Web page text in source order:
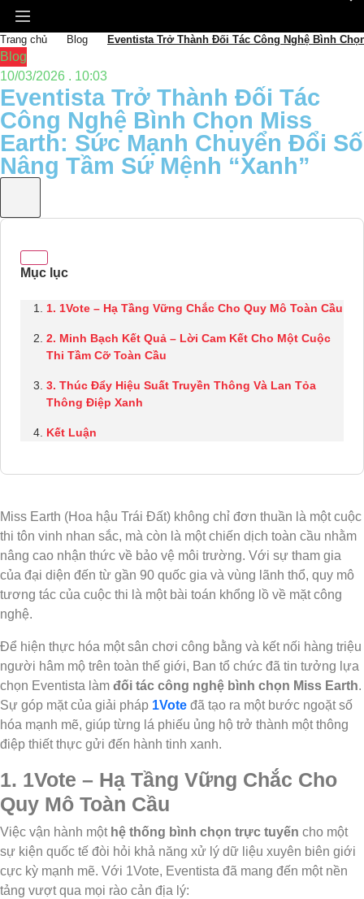
Trang chủ Blog Eventista Trở Thành Đối Tác Công Nghệ Bình
Blog
10/03/2026 . 10:03
Eventista Trở Thành Đối Tác
Công Nghệ Bình Chọn Miss
Earth: Sức Mạnh Chuyển Đổi Số
Nâng Tầm Sứ Mệnh “Xanh”
1. 1Vote – Hạ Tầng Vững Chắc Cho Quy Mô Toàn Cầu
2. Minh Bạch Kết Quả – Lời Cam Kết Cho Một Cuộc
Thi Tầm Cỡ Toàn Cầu
3. Thúc Đẩy Hiệu Suất Truyền Thông Và Lan Tỏa
Thông Điệp Xanh
Kết Luận
Miss Earth (Hoa hậu Trái Đất) không chỉ đơn thuần là một cuộc
thi tôn vinh nhan sắc, mà còn là một chiến dịch toàn cầu nhằm
nâng cao nhận thức về bảo vệ môi trường. Với sự tham gia
của đại diện đến từ gần 90 quốc gia và vùng lãnh thổ, quy mô
tương tác của cuộc thi là một bài toán khổng lồ về mặt công
nghệ.
Để hiện thực hóa một sân chơi công bằng và kết nối hàng triệu
người hâm mộ trên toàn thế giới, Ban tổ chức đã tin tưởng lựa
chọn Eventista làm đối tác công nghệ bình chọn Miss Earth.
Sự góp mặt của giải pháp 1Vote đã tạo ra một bước ngoặt số
hóa mạnh mẽ, giúp từng lá phiếu ủng hộ trở thành một thông
điệp thiết thực gửi đến hành tinh xanh.
1. 1Vote – Hạ Tầng Vững Chắc Cho
Quy Mô Toàn Cầu
Việc vận hành một hệ thống bình chọn trực tuyến cho một
sự kiện quốc tế đòi hỏi khả năng xử lý dữ liệu xuyên biên giới
cực kỳ mạnh mẽ. Với 1Vote, Eventista đã mang đến một nền
tảng vượt qua mọi rào cản địa lý: